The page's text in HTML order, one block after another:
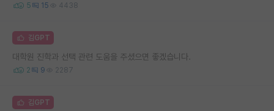
5 15 4438
김GPT
대학원 진학과 선택 관련 도움을 주셨으면 좋겠습니다.
2 9 2287
김GPT